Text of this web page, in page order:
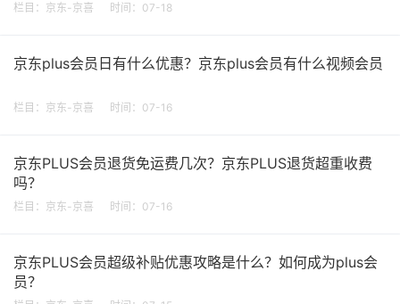
栏目： 京东-京喜 时间：07-18
京东plus会员日有什么优惠？京东plus会员有什么视频会员
栏目： 京东-京喜 时间：07-16
京东PLUS会员退货免运费几次？京东PLUS退货超重收费
吗？
栏目： 京东-京喜 时间：07-16
京东PLUS会员超级补贴优惠攻略是什么？如何成为plus会
员？